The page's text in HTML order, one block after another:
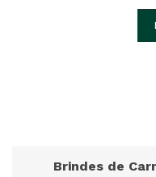
Brindes de